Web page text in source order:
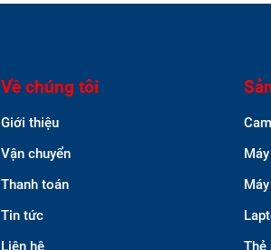
Về chúng tôi
Giới thiệu
Vận chuyển
Thanh toán
Tin tức
Liên hệ
Thẻ